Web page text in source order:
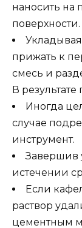
наносить на
поверхности.
прижать к
смесь и
В
Иногда
случае
инструмент.
Завершив
истечении
Если
раствор
цементным